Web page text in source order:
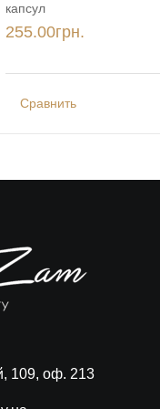
капсул
255.00грн.
Сравнить
109, оф. 213